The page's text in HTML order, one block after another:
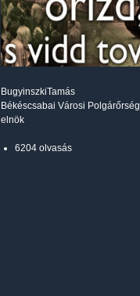
BugyinszkiTamás
Békéscsabai Városi Polgárőrség
elnök
6204 olvasás